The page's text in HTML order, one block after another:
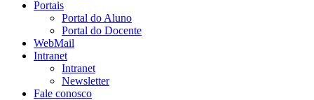
Portais
Portal do Aluno
Portal do Docente
WebMail
Intranet
Intranet
Newsletter
Fale conosco